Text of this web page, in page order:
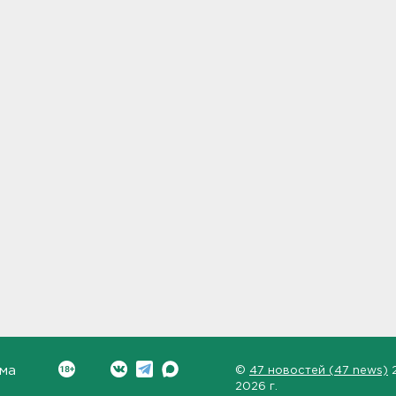
© 47 новостей (47 news)
2026 г.